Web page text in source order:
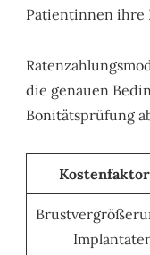
Patientinnen ihre
die genauen
Bonitätsprüfung